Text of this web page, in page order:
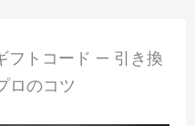
トコード — 引き換
ロのコツ